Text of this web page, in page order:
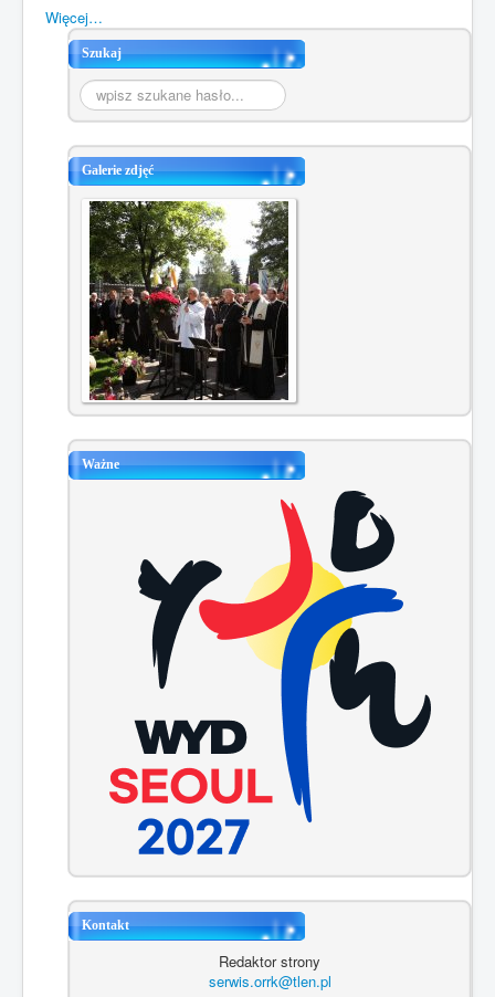
Więcej…
Szukaj
Szukaj...
Galerie zdjęć
Ważne
Kontakt
Redaktor strony
serwis.orrk@tlen.pl